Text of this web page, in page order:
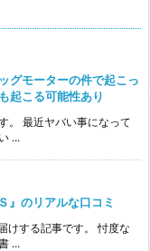
グモーターの件で起こっ
起こる可能性あり
。 最近ヤバい事になって
...
』のリアルな口コミ
けする記事です。 忖度な
...